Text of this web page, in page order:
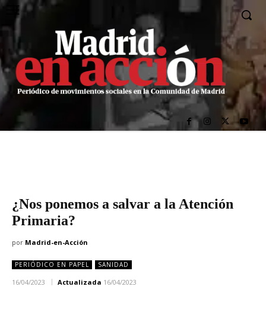
¿Nos ponemos a salvar a la Atención
Primaria?
por Madrid-en-Acción
PERIÓDICO EN PAPEL SANIDAD
16/04/2023 Actualizada 16/04/2023